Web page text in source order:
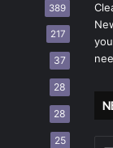
389
217
37
28
28
25